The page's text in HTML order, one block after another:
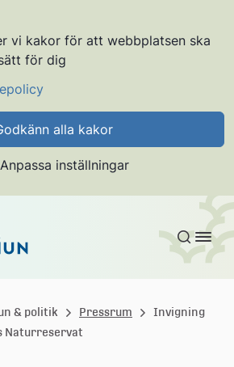
vi kakor för att webbplatsen ska
för dig
alla kakor
Anpassa inställningar
till innehållet
& politik Pressrum
Invigning
Naturreservat